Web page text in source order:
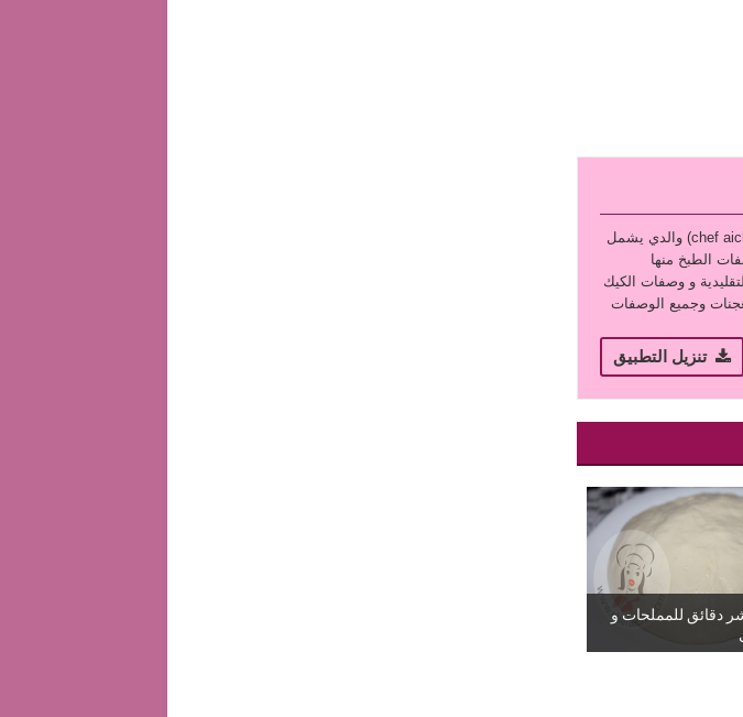
نقدم لكم التطبيق الرائع في مجال الطبخ الخاص بشهيوات عائشة (chef aicha) والدي يشمل
الطبخ منها
و وصفات الكيك
وجميع الوصفات
تنزيل التطبيق
دقائق للمملحات و